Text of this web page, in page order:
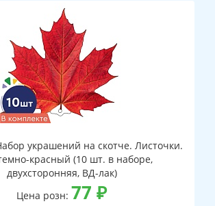
украшений на скотче. Листочки.
красный (10 шт. в наборе,
двухсторонняя, ВД-лак)
Цена розн: 77 ₽